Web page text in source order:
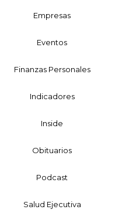
Empresas
Eventos
Finanzas Personales
Indicadores
Inside
Obituarios
Podcast
Salud Ejecutiva